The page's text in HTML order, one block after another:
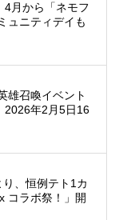
4月から「ネモフ
ュニティデイも
雄召喚イベント
2026年2月5日16
、恒例テト1カ
コラボ祭！」開